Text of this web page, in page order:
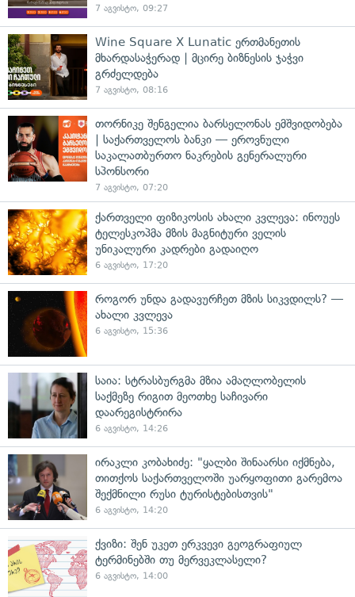
7 აგვისტო, 09:27
Wine Square X Lunatic ერთმანეთის
მხარდასაჭერად | მცირე ბიზნესის ჯაჭვი
გრძელდება
7 აგვისტო, 08:16
თორნიკე შენგელია ბარსელონას ემშვიდობება
| საქართველოს ბანკი — ეროვნული
საკალათბურთო ნაკრების გენერალური
სპონსორი
7 აგვისტო, 07:20
ქართველი ფიზიკოსის ახალი კვლევა: ინოუეს
ტელესკოპმა მზის მაგნიტური ველის
უნიკალური კადრები გადაიღო
6 აგვისტო, 17:20
როგორ უნდა გადავურჩეთ მზის სიკვდილს? —
ახალი კვლევა
6 აგვისტო, 15:36
საია: სტრასბურგმა მზია ამაღლობელის
საქმეზე რიგით მეოთხე საჩივარი
დაარეგისტრირა
6 აგვისტო, 14:26
ირაკლი კობახიძე: "ყალბი შინაარსი იქმნება,
თითქოს საქართველოში უარყოფითი გარემოა
შექმნილი რუსი ტურისტებისთვის"
6 აგვისტო, 14:20
ქვიზი: შენ უკეთ ერკვევი გეოგრაფიულ
ტერმინებში თუ მერვეკლასელი?
6 აგვისტო, 14:00